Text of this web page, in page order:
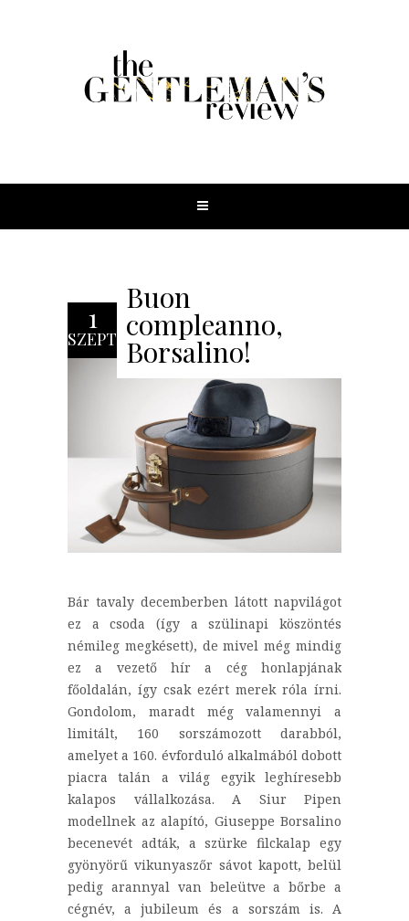
1
SZEPT
Buon
compleanno,
Borsalino!
Bár tavaly decemberben látott napvilágot
ez a csoda (így a szülinapi köszöntés
némileg megkésett), de mivel még mindig
ez a vezető hír a cég honlapjának
főoldalán, így csak ezért merek róla írni.
Gondolom, maradt még valamennyi a
limitált, 160 sorszámozott darabból,
amelyet a 160. évforduló alkalmából dobott
piacra talán a világ egyik leghíresebb
kalapos vállalkozása. A Siur Pipen
modellnek az alapító, Giuseppe Borsalino
becenevét adták, a szürke filckalap egy
gyönyörű vikunyaszőr sávot kapott, belül
pedig arannyal van beleütve a bőrbe a
cégnév, a jubileum és a sorszám is. A